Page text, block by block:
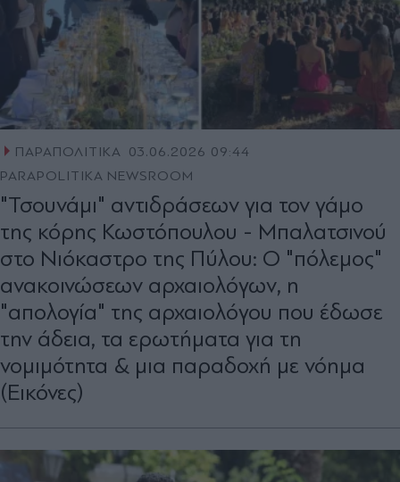
ΠΑΡΑΠΟΛΙΤΙΚΑ
03.06.2026 09:44
PARAPOLITIKA NEWSROOM
"Τσουνάμι" αντιδράσεων για τον γάμο
της κόρης Κωστόπουλου - Μπαλατσινού
στο Νιόκαστρο της Πύλου: Ο "πόλεμος"
ανακοινώσεων αρχαιολόγων, η
"απολογία" της αρχαιολόγου που έδωσε
την άδεια, τα ερωτήματα για τη
νομιμότητα & μια παραδοχή με νόημα
(Εικόνες)